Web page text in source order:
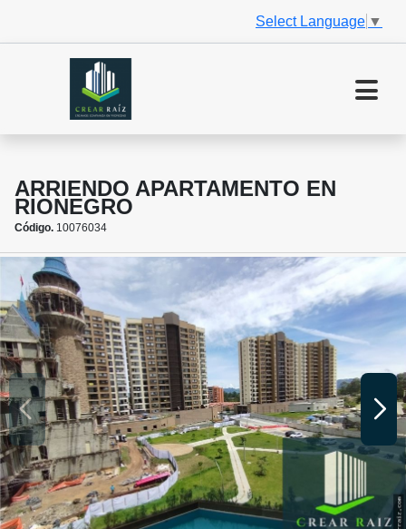
Select Language ▼
ARRIENDO APARTAMENTO EN
RIONEGRO
Código. 10076034